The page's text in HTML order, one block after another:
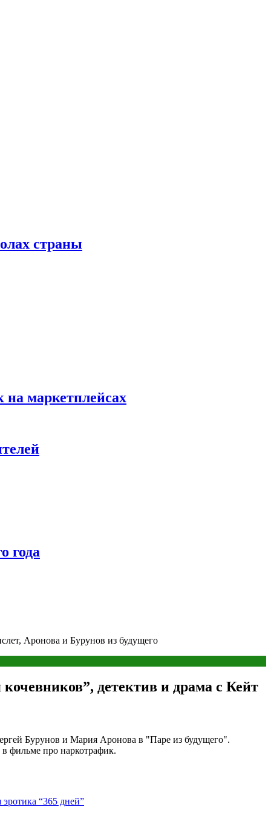
страны
на маркетплейсах
года
Аронова и Бурунов из будущего
детектив и драма с Кейт
Бурунов и Мария Аронова в "Паре из будущего".
фильме про наркотрафик.
“365 дней”